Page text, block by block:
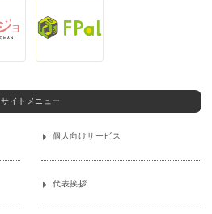
サイトメニュー
個人向けサービス
代表挨拶